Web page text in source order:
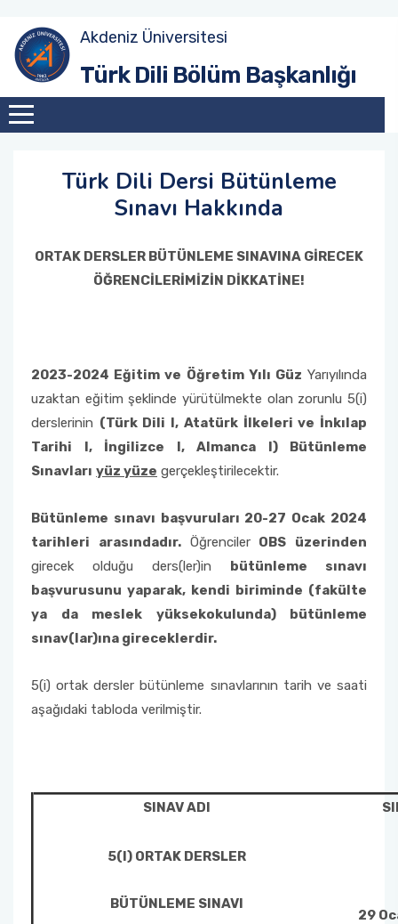
Akdeniz Üniversitesi
Türk Dili Bölüm Başkanlığı
Türk Dili Dersi Bütünleme
Sınavı Hakkında
ORTAK DERSLER BÜTÜNLEME SINAVINA GİRECEK
ÖĞRENCİLERİMİZİN DİKKATİNE!
2023-2024 Eğitim ve Öğretim Yılı Güz Yarıyılında
uzaktan eğitim şeklinde yürütülmekte olan zorunlu 5(i)
derslerinin (Türk Dili I, Atatürk İlkeleri ve İnkılap
Tarihi I, İngilizce I, Almanca I) Bütünleme
Sınavları yüz yüze gerçekleştirilecektir.
Bütünleme sınavı başvuruları 20-27 Ocak 2024
tarihleri arasındadır. ÖğrencilerOBS üzerinden
girecek olduğu ders(ler)in bütünleme sınavı
başvurusunu yaparak, kendi biriminde (fakülte
ya da meslek yüksekokulunda) bütünleme
sınav(lar)ına gireceklerdir.
5(i) ortak dersler bütünleme sınavlarının tarih ve saati
aşağıdaki tabloda verilmiştir.
SINAV ADI
5(I) ORTAK DERSLER
BÜTÜNLEME SINAVI
29
Amaç
Tarihçe
Eğitim Sistemi
Güz Dönemi
Bahar Dönemi
Akademik Toplantılar
Konferanslar